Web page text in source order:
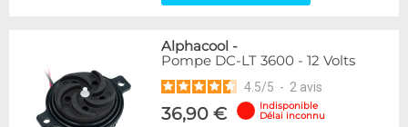
Alphacool -
Pompe DC-LT 3600 - 12 Volts
4.5/5 - 2 avis
36,90 €
Indisponible
Délai inconnu